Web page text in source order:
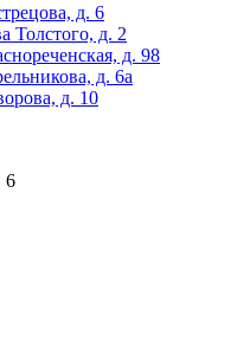
д. 6
Толстого, д. 2
д. 98
д. 6а
д. 10
6